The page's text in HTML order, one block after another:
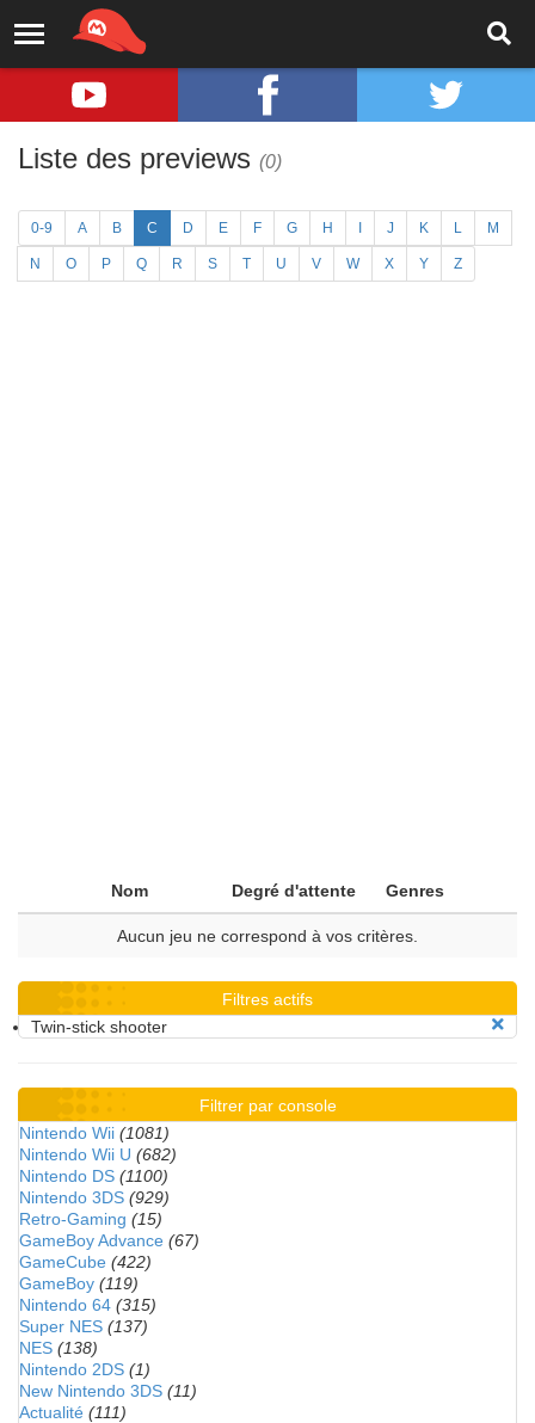
Liste des previews (0)
0-9 A B C D E F G H J K L M
N O P Q R S T U V W X Y Z
Nom Degré d'attente Genres
Aucun jeu ne correspond à vos critères.
Filtres actifs
Twin-stick shooter
Filtrer par console
Nintendo Wii (1081)
Nintendo Wii U (682)
Nintendo DS (1100)
Nintendo 3DS (929)
Retro-Gaming (15)
GameBoy Advance (67)
GameCube (422)
GameBoy (119)
Nintendo 64 (315)
Super NES (137)
NES (138)
Nintendo 2DS (1)
New Nintendo 3DS (11)
Actualité (111)